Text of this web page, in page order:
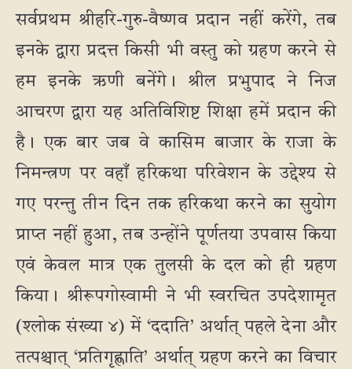
सर्वप्रथम श्रीहरि-गुरु-वैष्णव प्रदान नहीं करेंगे, तब
इनके द्वारा प्रदत्त किसी भी वस्तु को ग्रहण करने से
हम इनके ऋणी बनेंगे। श्रील प्रभुपाद ने निज
आचरण द्वारा यह अतिविशिष्ट शिक्षा हमें प्रदान की
है। एक बार जब वे कासिम बाजार के राजा के
निमन्त्रण पर वहाँ हरिकथा परिवेशन के उद्देश्य से
गए परन्तु तीन दिन तक हरिकथा करने का सुयोग
प्राप्त नहीं हुआ, तब उन्होंने पूर्णतया उपवास किया
एवं केवल मात्र एक तुलसी के दल को ही ग्रहण
किया। श्रीरूपगोस्वामी ने भी स्वरचित उपदेशामृत
(श्लोक संख्या ४) में ‘ददाति’ अर्थात् पहले देना और
तत्पश्चात् ‘प्रतिगृह्णाति’ अर्थात् ग्रहण करने का विचार